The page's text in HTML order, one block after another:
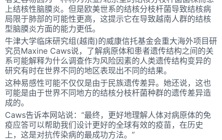
上结核性脑膜炎。但是欧美世系的结核分枝杆菌导致结核病
局限于肺部的可能性更高，这提示它在导致越南人群的结核
型脑膜炎方面的能力更低。
牛津大学临床研究组(越南)的威康信托基金会重大海外项目研
究员Maxine Caws说，了解病原体和患者遗传结构之间的关
系可能解释为什么调查作为风险因素的人类遗传结构变异的
研究有时在世界不同的地区表现出不同的结果。
这种易感性可能不仅仅是由于民族遗传差异。她还说，这也
可能是由于世界不同地方的结核分枝杆菌种群的遗传差异造
成的。
Caws告诉本网站说：“最终，更好地理解人体对病原体的免
疫应答可以帮助我们设计更好的全球有效的疫苗，在历史
上，这是对抗传染病的最成功方法。”